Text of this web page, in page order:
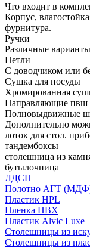
Что входит в
Корпус,
фурнитура.
Ручки
Различные
Петли
С доводчиком или
Сушка для посуды
Хромированная
Направляющие пвш
Полновыдвижные
Дополнительно
лоток для стол.
тандембоксы
столешница из
бутылочница
ЛДСП
Полотно АГТ
Пластик HPL
Пленка ПВХ
Пластик Alvic Luxe
Столешницы из
Столешницы из